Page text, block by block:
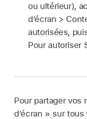
ou ultérieur),
d’écran >
autorisées,
Pour autoriser
Pour partager vos
d’écran » sur